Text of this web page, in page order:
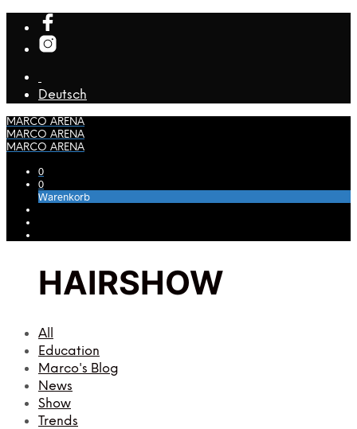
Deutsch
MARCO ARENA
MARCO ARENA
MARCO ARENA
0
0
Warenkorb
HAIRSHOW
All
Education
Marco's Blog
News
Show
Trends